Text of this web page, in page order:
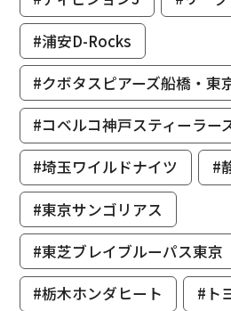
#浦安D-Rocks
#クボタスピアーズ船橋・東
#コベルコ神戸スティーラー
#埼玉ワイルドナイツ
#
#東京サンゴリアス
#東芝ブレイブルーパス東京
#栃木ホンダヒート
#ト